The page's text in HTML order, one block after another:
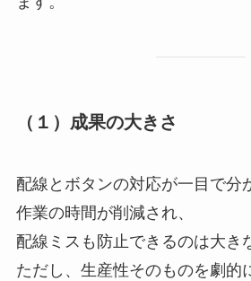
（１）成果の大きさ
配線とボタンの対応が一目で分
作業の時間が削減され、
配線ミスも防止できるのは大き
ただし、生産性そのものを劇的